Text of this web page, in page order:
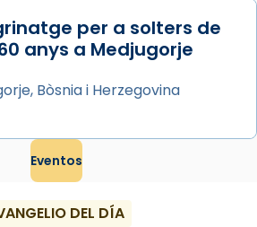
per a solters de
anys a Medjugorje
Bòsnia i Herzegovina
Eventos
DEL DÍA